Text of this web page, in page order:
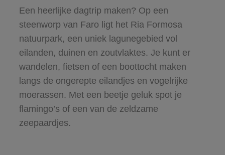
Een heerlijke dagtrip maken? Op een
steenworp van Faro ligt het Ria Formosa
natuurpark, een uniek lagunegebied vol
eilanden, duinen en zoutvlaktes. Je kunt er
wandelen, fietsen of een boottocht maken
langs de ongerepte eilandjes en vogelrijke
moerassen. Met een beetje geluk spot je
flamingo’s of een van de zeldzame
zeepaardjes.